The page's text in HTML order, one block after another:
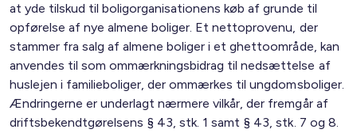
at yde tilskud til boligorganisationens køb af grunde til
opførelse af nye almene boliger. Et nettoprovenu, der
stammer fra salg af almene boliger i et ghettoområde, kan
anvendes til som ommærkningsbidrag til nedsættelse af
huslejen i familieboliger, der ommærkes til ungdomsboliger.
Ændringerne er underlagt nærmere vilkår, der fremgår af
driftsbekendtgørelsens § 43, stk. 1 samt § 43, stk. 7 og 8.